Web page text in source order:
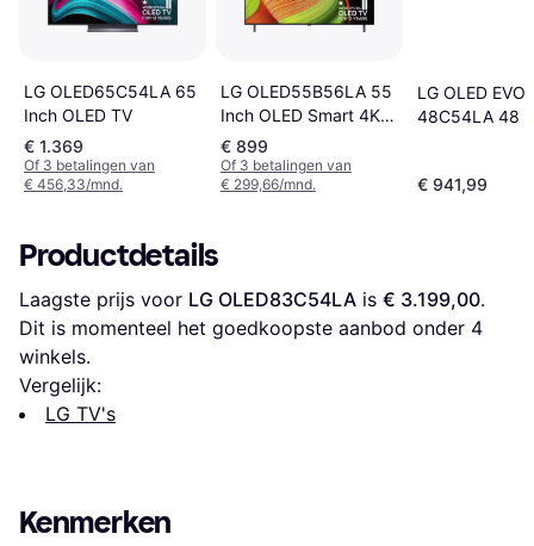
LG OLED65C54LA 65
Inch OLED TV
€ 1.369
Of 3 betalingen van
€ 456,33/mnd.
LG OLED55B56LA 55
Inch OLED Smart 4K
TV
€ 899
Of 3 betalingen van
€ 299,66/mnd.
LG OLED EVO
48C54LA 48
€ 941,99
Productdetails
Laagste prijs voor LG OLED83C54LA is € 3.199,00.
Dit is momenteel het goedkoopste aanbod onder 4
winkels.
Vergelijk:
LG TV's
Kenmerken